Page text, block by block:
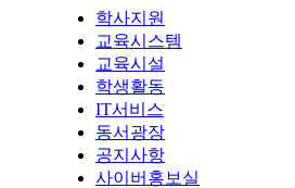
학사지원
교육시스템
교육시설
학생활동
IT서비스
동서광장
공지사항
사이버홍보실